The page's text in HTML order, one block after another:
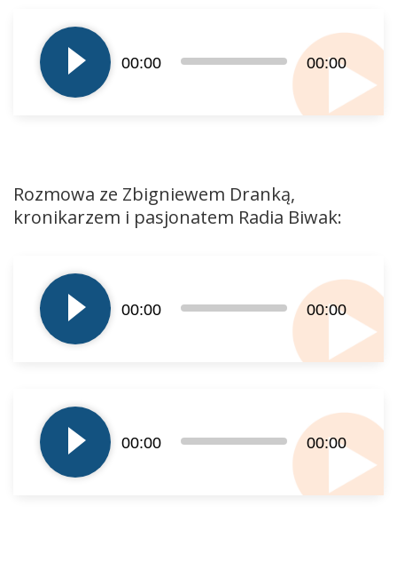
plików
dźwiękowych
00:00 00:00
Rozmowa ze Zbigniewem Dranką,
kronikarzem i pasjonatem Radia Biwak:
plików
dźwiękowych
00:00 00:00
plików
dźwiękowych
00:00 00:00